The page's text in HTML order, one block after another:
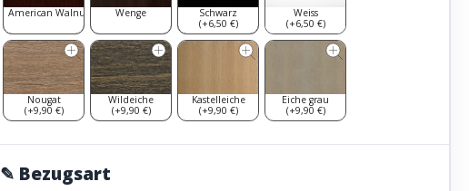
American Walnut Wenge
Schwarz
(+6,50 €)
Weiss
(+6,50 €)
Nougat
(+9,90 €)
Wildeiche
(+9,90 €)
Kastelleiche
(+9,90 €)
Eiche grau
(+9,90 €)
✎ Bezugsart